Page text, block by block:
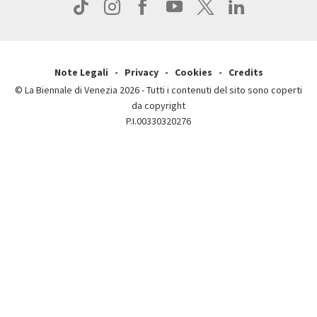
Note Legali Privacy Cookies
Credits
© La Biennale di Venezia 2026 - Tutti i contenuti del sito sono coperti
da copyright
P.I.00330320276